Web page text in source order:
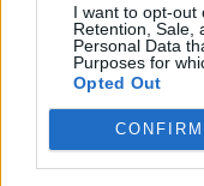
I want to opt-out
Retention, Sale,
Personal Data
Purposes for
Opted Out
CONFIRM
Διπλή